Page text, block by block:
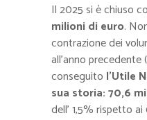
Il 2025 si è chiuso
milioni di euro.
contrazione dei
all’anno
conseguito l’Utile
sua storia: 70,6
dell’ 1,5% rispetto